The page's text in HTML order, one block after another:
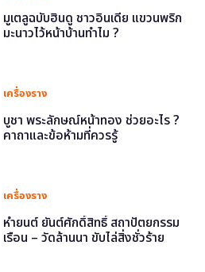
มูเตลูฉบับฮินดู ชาวอินเดีย แขวนพริก
มะนาวไว้หน้าบ้านทำไม ?
เครื่องราง
บูชา พระลักษณ์หน้าทอง ช่วยอะไร ?
คาถาและข้อห้ามที่ควรรู้
เครื่องราง
หำยนต์ ยันต์ศักดิ์สิทธิ์ สถาปัตยกรรม
เรือน – วัดล้านนา ขับไล่สิ่งชั่วร้าย